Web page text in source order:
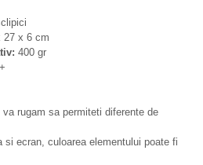
27 x 6 cm
400 gr
rugam sa permiteti diferente de
si ecran, culoarea elementului poate fi